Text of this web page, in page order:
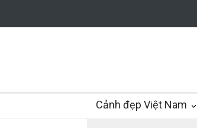
Cảnh đẹp Việt Nam